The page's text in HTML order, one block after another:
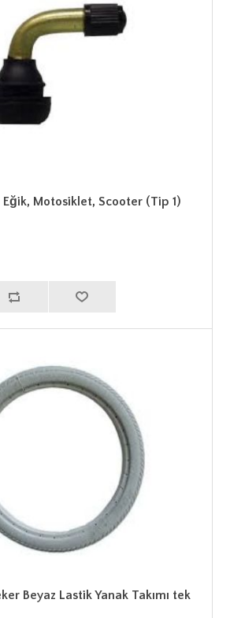
Motosiklet, Scooter (Tip 1)
Beyaz Lastik Yanak Takımı tek